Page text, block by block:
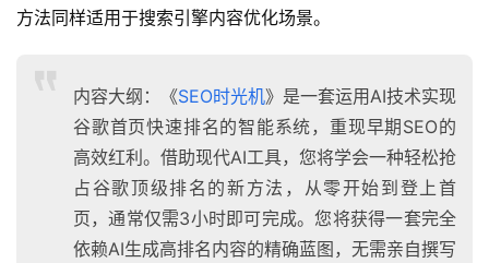
方法同样适用于搜索引擎内容优化场景。
内容大纲：《SEO时光机》是一套运用AI技术实现
谷歌首页快速排名的智能系统，重现早期SEO的
高效红利。借助现代AI工具，您将学会一种轻松抢
占谷歌顶级排名的新方法，从零开始到登上首
页，通常仅需3小时即可完成。您将获得一套完全
依赖AI生成高排名内容的精确蓝图，无需亲自撰写